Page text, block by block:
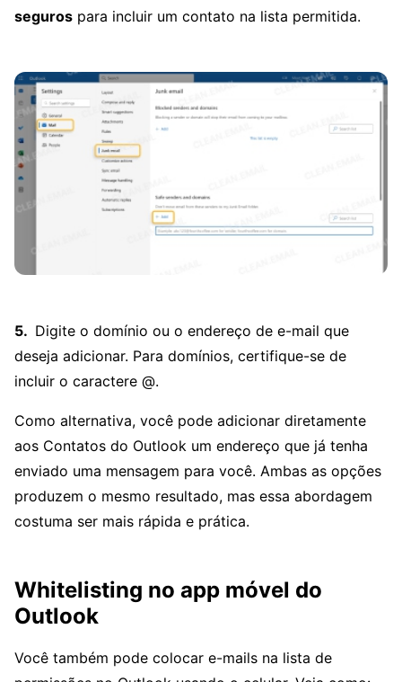
seguros para incluir um contato na lista permitida.
Digite o domínio ou o endereço de e-mail que
deseja adicionar. Para domínios, certifique-se de
incluir o caractere @.
Como alternativa, você pode adicionar diretamente
aos Contatos do Outlook um endereço que já tenha
enviado uma mensagem para você. Ambas as opções
produzem o mesmo resultado, mas essa abordagem
costuma ser mais rápida e prática.
Whitelisting no app móvel do
Outlook
Você também pode colocar e-mails na lista de